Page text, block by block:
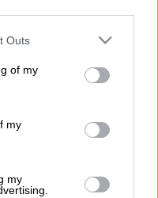
one or more Google
You may click to
its third-party tags to
in below Google
Outs
of my
my
my
- Τι
ανακοινωθέν